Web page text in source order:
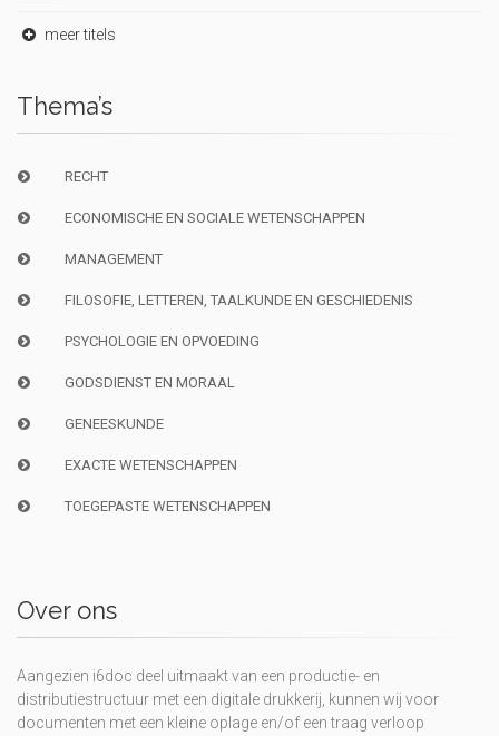
meer titels
Thema’s
RECHT
ECONOMISCHE EN SOCIALE WETENSCHAPPEN
MANAGEMENT
FILOSOFIE, LETTEREN, TAALKUNDE EN GESCHIEDENIS
PSYCHOLOGIE EN OPVOEDING
GODSDIENST EN MORAAL
GENEESKUNDE
EXACTE WETENSCHAPPEN
TOEGEPASTE WETENSCHAPPEN
Over ons
Aangezien i6doc deel uitmaakt van een productie- en
distributiestructuur met een digitale drukkerij, kunnen wij voor
documenten met een kleine oplage en/of een traag verloop